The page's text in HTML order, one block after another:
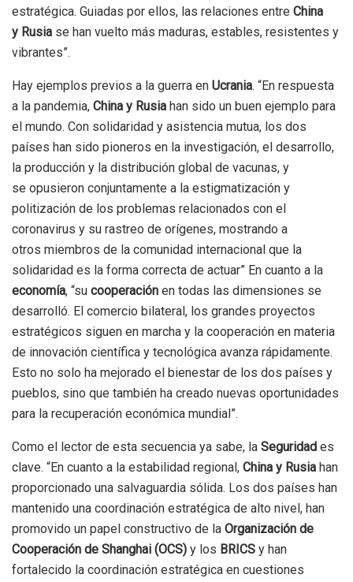
estratégica. Guiadas por ellos, las relaciones entre China
y Rusia se han vuelto más maduras, estables, resistentes y
vibrantes”.
Hay ejemplos previos a la guerra en Ucrania. “En respuesta
a la pandemia, China y Rusia han sido un buen ejemplo para
el mundo. Con solidaridad y asistencia mutua, los dos
países han sido pioneros en la investigación, el desarrollo,
la producción y la distribución global de vacunas, y
se opusieron conjuntamente a la estigmatización y
politización de los problemas relacionados con el
coronavirus y su rastreo de orígenes, mostrando a
otros miembros de la comunidad internacional que la
solidaridad es la forma correcta de actuar” En cuanto a la
economía, “su cooperación en todas las dimensiones se
desarrolló. El comercio bilateral, los grandes proyectos
estratégicos siguen en marcha y la cooperación en materia
de innovación científica y tecnológica avanza rápidamente.
Esto no solo ha mejorado el bienestar de los dos países y
pueblos, sino que también ha creado nuevas oportunidades
para la recuperación económica mundial”.
Como el lector de esta secuencia ya sabe, la Seguridad es
clave. “En cuanto a la estabilidad regional, China y Rusia han
proporcionado una salvaguardia sólida. Los dos países han
mantenido una coordinación estratégica de alto nivel, han
promovido un papel constructivo de la Organización de
Cooperación de Shanghai (OCS) y los BRICS y han
fortalecido la coordinación estratégica en cuestiones